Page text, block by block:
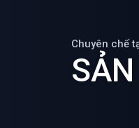
Chuyên chế